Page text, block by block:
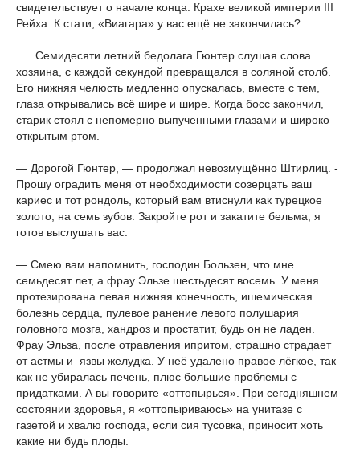
свидетельствует о начале конца. Крахе великой империи III
Рейха. К стати, «Виагара» у вас ещё не закончилась?
Семидесяти летний бедолага Гюнтер слушая слова
хозяина, с каждой секундой превращался в соляной столб.
Его нижняя челюсть медленно опускалась, вместе с тем,
глаза открывались всё шире и шире. Когда босс закончил,
старик стоял с непомерно выпученными глазами и широко
открытым ртом.
— Дорогой Гюнтер, — продолжал невозмущённо Штирлиц. -
Прошу оградить меня от необходимости созерцать ваш
кариес и тот рондоль, который вам втиснули как турецкое
золото, на семь зубов. Закройте рот и закатите бельма, я
готов выслушать вас.
— Смею вам напомнить, господин Бользен, что мне
семьдесят лет, а фрау Эльзе шестьдесят восемь. У меня
протезирована левая нижняя конечность, ишемическая
болезнь сердца, пулевое ранение левого полушария
головного мозга, хандроз и простатит, будь он не ладен.
Фрау Эльза, после отравления ипритом, страшно страдает
от астмы и язвы желудка. У неё удалено правое лёгкое, так
как не убиралась печень, плюс большие проблемы с
придатками. А вы говорите «оттопырься». При сегодняшнем
состоянии здоровья, я «оттопыриваюсь» на унитазе с
газетой и хвалю господа, если сия тусовка, приносит хоть
какие ни будь плоды.